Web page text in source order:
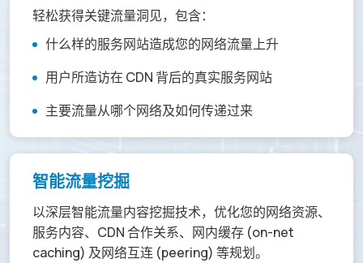
轻松获得关键流量洞见，包含：
什么样的服务网站造成您的网络流量上升
用户所造访在 CDN 背后的真实服务网站
主要流量从哪个网络及如何传递过来
智能流量挖掘
以深层智能流量内容挖掘技术，优化您的网络资源、
服务内容、CDN 合作关系、网内缓存 (on-net
caching) 及网络互连 (peering) 等规划。